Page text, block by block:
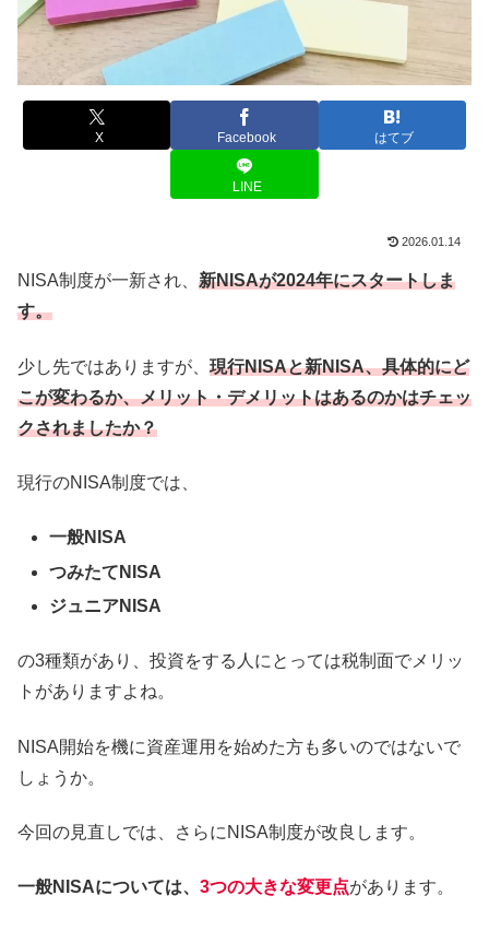
X Facebook はてブ
LINE
2026.01.14
NISA制度が一新され、 新NISAが2024年にスタートしま
す。
少し先ではありますが、 現行NISAと新NISA、具体的にど
こが変わるか、メリット・デメリットはあるのかはチェッ
クされましたか？
現行のNISA制度では、
一般NISA
つみたてNISA
ジュニアNISA
の3種類があり、投資をする人にとっては税制面でメリッ
トがありますよね。
NISA開始を機に資産運用を始めた方も多いのではないで
しょうか。
今回の見直しでは、さらにNISA制度が改良します。
一般NISAについては、 3つの大きな変更点があります。